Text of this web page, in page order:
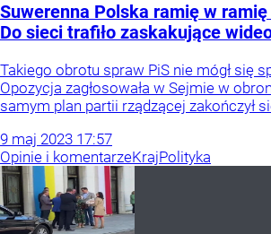
Suwerenna Polska ramię w
Do sieci trafiło zaskakujące
Takiego obrotu spraw PiS nie mógł się
Opozycja zagłosowała w Sejmie w
samym plan partii rządzącej zakończył
9 maj 2023 17:57
Opinie i komentarzeKrajPolityka